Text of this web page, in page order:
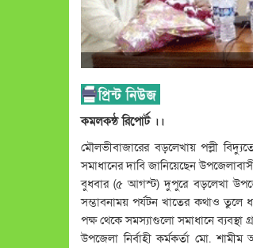
কমলকন্ঠ রিপোর্ট ।।
মৌলভীবাজারের বড়লেখায় পল্লী
সমাধানের দাবি জানিয়েছেন
বুধবার (৫ আগস্ট) দুপুরে বড়লেখা
সম্ভাবনাময় পর্যটন খাতের কথাও তুলে
পক্ষ থেকে সমস্যাগুলো সমাধানে ব্যবস্থা
উপজেলা নির্বাহী কর্মকর্তা মো.